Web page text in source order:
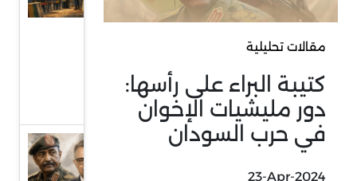
مقالات تحليلية
كتيبة البراء على رأسها:
دور مليشيات الإخوان
في حرب السودان
23-Apr-2024
حركة
بجنوب
إفريقيا